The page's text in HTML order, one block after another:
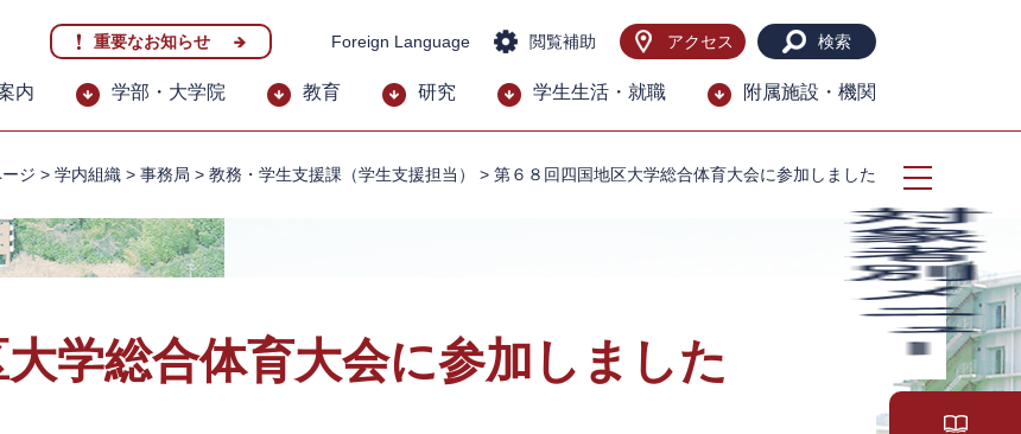
重要なお知らせ Foreign Language 閲覧補助 アクセス 検索
内 学部・大学院 教育 研究 学生生活・就職 附属施設・機関
ージ > 学内組織 > 事務局 > 教務・学生支援課（学生支援担当） > 第６８回四国地区大学総合体育大会に参加しました
学総合体育大会に参加しました